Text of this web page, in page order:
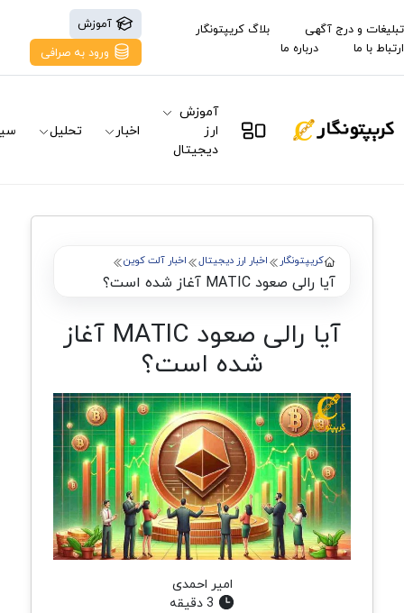
تبلیغات و درج آگهی
بلاگ کریپتونگار
ارتباط با ما
درباره ما
آموزش
ورود به صرافی
آموزش
ارز
دیجیتال
اخبار تحلیل
کریپتونگار اخبار ارز دیجیتال اخبار آلت کوین
آیا رالی صعود MATIC آغاز شده است؟
آیا رالی صعود MATIC آغاز
شده است؟
امیر احمدی